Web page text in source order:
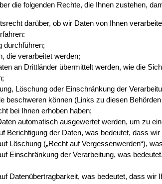
die folgenden Rechte, die Ihnen zustehen,
darüber, ob wir Daten von Ihnen
durchführen;
die verarbeitet werden;
an Drittländer übermittelt werden, wie die
Löschung oder Einschränkung der
beschweren können (Links zu diesen
bei Ihnen erhoben haben;
automatisch ausgewertet werden, um zu
Berichtigung der Daten, was bedeutet, dass
Löschung („Recht auf Vergessenwerden“),
Einschränkung der Verarbeitung, was
Datenübertragbarkeit, was bedeutet, dass